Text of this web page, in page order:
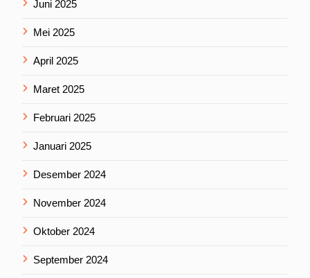
Juni 2025
Mei 2025
April 2025
Maret 2025
Februari 2025
Januari 2025
Desember 2024
November 2024
Oktober 2024
September 2024